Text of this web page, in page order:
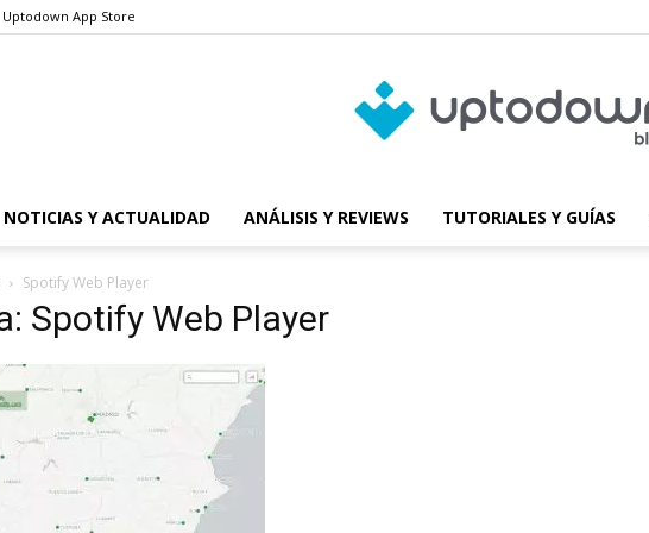
Uptodown App Store
NOTICIAS Y ACTUALIDAD ANÁLISIS Y REVIEWS TUTORIALES Y GUÍAS
Spotify Web Player
Spotify Web Player